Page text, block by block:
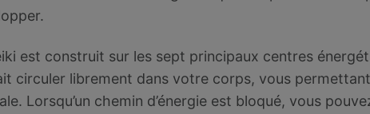
est construit sur les sept principaux centres
circuler librement dans votre corps, vous
Lorsqu’un chemin d’énergie est bloqué, vous